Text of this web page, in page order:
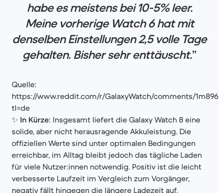
habe es meistens bei 10-5% leer.
Meine vorherige Watch 6 hat mit
denselben Einstellungen 2,5 volle Tage
gehalten. Bisher sehr enttäuscht.”
Quelle:
https://www.reddit.com/r/GalaxyWatch/comments/
tl=de
✨ In Kürze: Insgesamt liefert die Galaxy Watch 8 eine
solide, aber nicht herausragende Akkuleistung. Die
offiziellen Werte sind unter optimalen Bedingungen
erreichbar, im Alltag bleibt jedoch das tägliche Laden
für viele Nutzer:innen notwendig. Positiv ist die leicht
verbesserte Laufzeit im Vergleich zum Vorgänger,
negativ fällt hingegen die längere Ladezeit auf,